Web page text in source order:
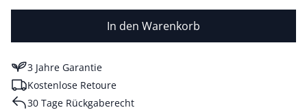
In den Warenkorb
3 Jahre Garantie
Kostenlose Retoure
30 Tage Rückgaberecht